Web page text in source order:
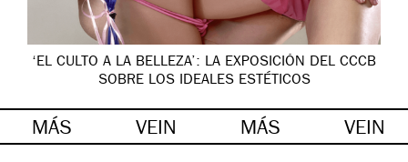
‘EL CULTO A LA BELLEZA’: LA EXPOSICIÓN DEL CCCB
SOBRE LOS IDEALES ESTÉTICOS
MÁS VEIN MÁS VEIN